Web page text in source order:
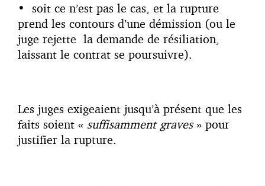
• soit ce n’est pas le cas, et la rupture
prend les contours d’une démission (ou le
juge rejette la demande de résiliation,
laissant le contrat se poursuivre).
Les juges exigeaient jusqu’à présent que les
faits soient « suffisamment graves» pour
justifier la rupture.